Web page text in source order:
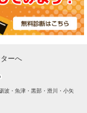
ーへ
波・魚津・黒部・滑川・小矢